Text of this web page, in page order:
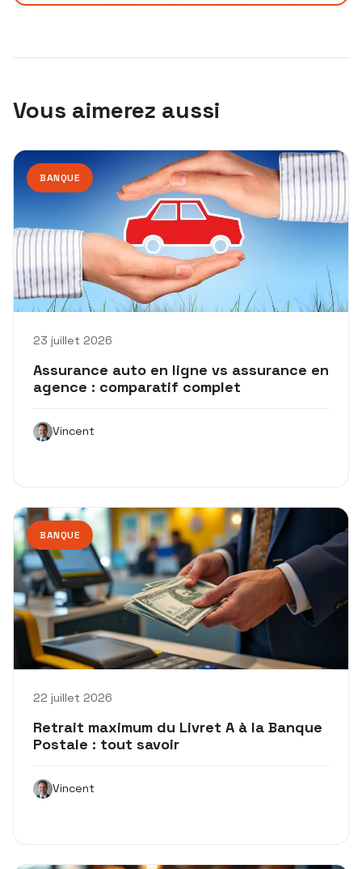
Vous aimerez aussi
BANQUE
23 juillet 2026
Assurance auto en ligne vs assurance en
agence : comparatif complet
Vincent
BANQUE
22 juillet 2026
Retrait maximum du Livret A à la Banque
Postale : tout savoir
Vincent